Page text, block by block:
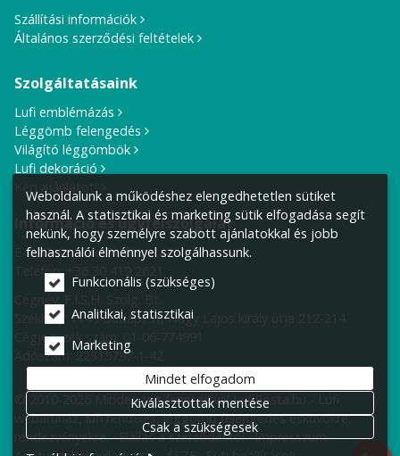
Szállítási információk
Általános szerződési feltételek
Szolgáltatásaink
Lufi emblémázás
Léggömb felengedés
Világító léggömbök
Lufi dekoráció
Kérj ajánlatot!
Információ és ügyfélszolgálat
E-mail cím:info@lufiposta.hu
Telefon:+36 30 419 2621
Cégnév: F.I.S.H. Szolg. Bt.
Székhely: 1149 Budapest, Nagy Lajos király útja 212-214.
Cégjegyzék szám: 01-06-774991
Adószám: 22315797-1-42
© 2010-2026 Minden jog fenntartva! LufiPosta.hu - Lufi
webáruház, lufi rendelés, léggömb felengedés esküvőkre,
rendezvényekre. Elállás a szerződéstől Impresszum
Weboldalunk a működéshez elengedhetetlen sütiket
használ. A statisztikai és marketing sütik elfogadása segít
nekünk, hogy személyre szabott ajánlatokkal és jobb
felhasználói élménnyel szolgálhassunk.
Funkcionális (szükséges)
Analitikai, statisztikai
Marketing
Mindet elfogadom
Kiválasztottak mentése
Csak a szükségesek